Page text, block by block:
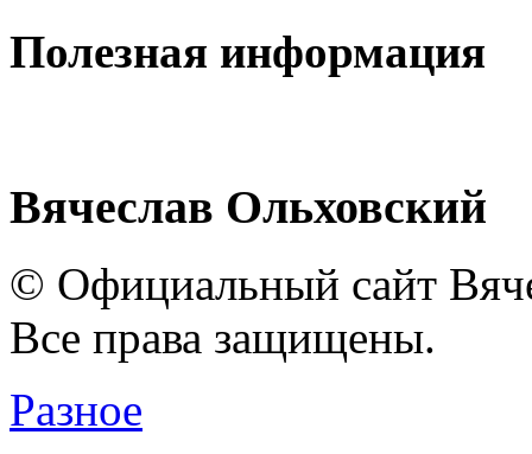
Полезная информация
Вячеслав Ольховский
© Официальный сайт
Все права защищены.
Разное